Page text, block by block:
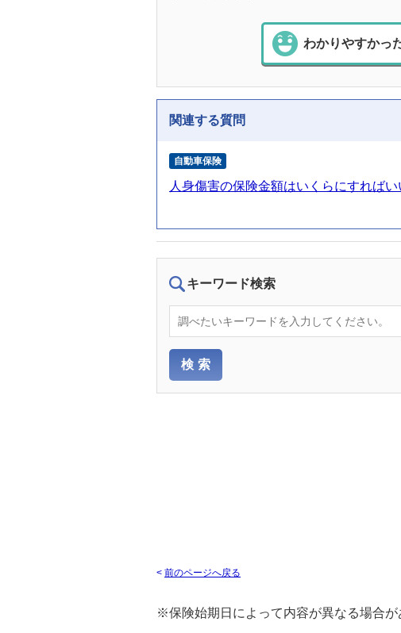
わかりやすかっ
関連する質問
自動車保険
人身傷害の保険金額はいくらにすればい
キーワード検索
< 前のページへ戻る
※保険始期日によって内容が異なる場合が